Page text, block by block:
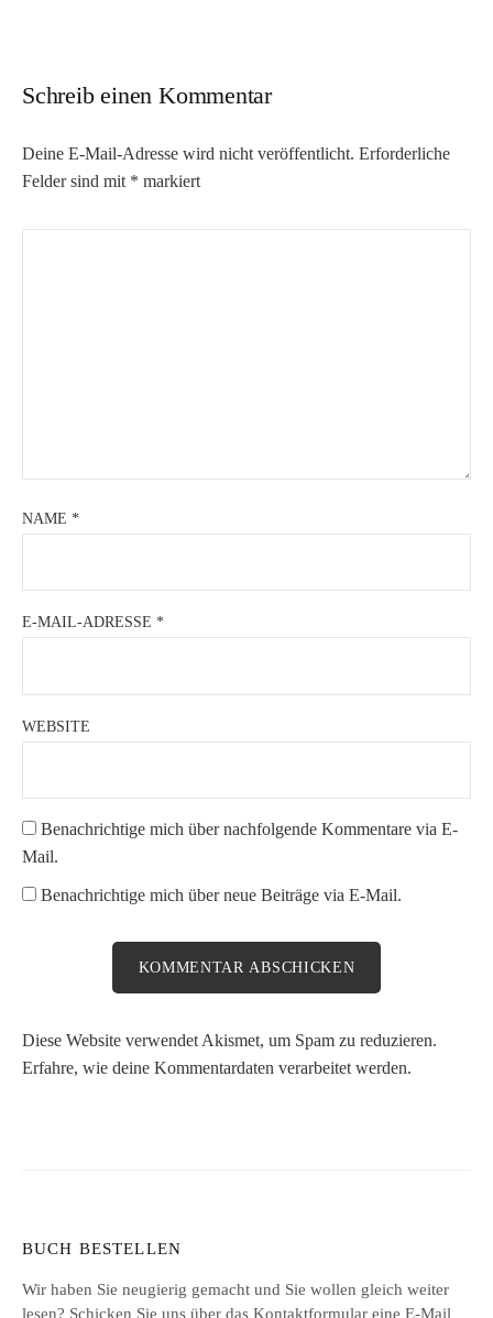
Schreib einen Kommentar
Deine E-Mail-Adresse wird nicht veröffentlicht. Erforderliche
Felder sind mit * markiert
NAME *
E-MAIL-ADRESSE *
WEBSITE
Benachrichtige mich über nachfolgende Kommentare via E-
Mail.
Benachrichtige mich über neue Beiträge via E-Mail.
Diese Website verwendet Akismet, um Spam zu reduzieren.
Erfahre, wie deine Kommentardaten verarbeitet werden.
BUCH BESTELLEN
Wir haben Sie neugierig gemacht und Sie wollen gleich weiter
lesen? Schicken Sie uns über das Kontaktformular eine E-Mail